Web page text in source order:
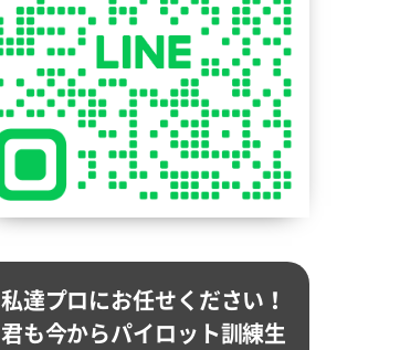
私達プロにお任せください！
君も今からパイロット訓練生